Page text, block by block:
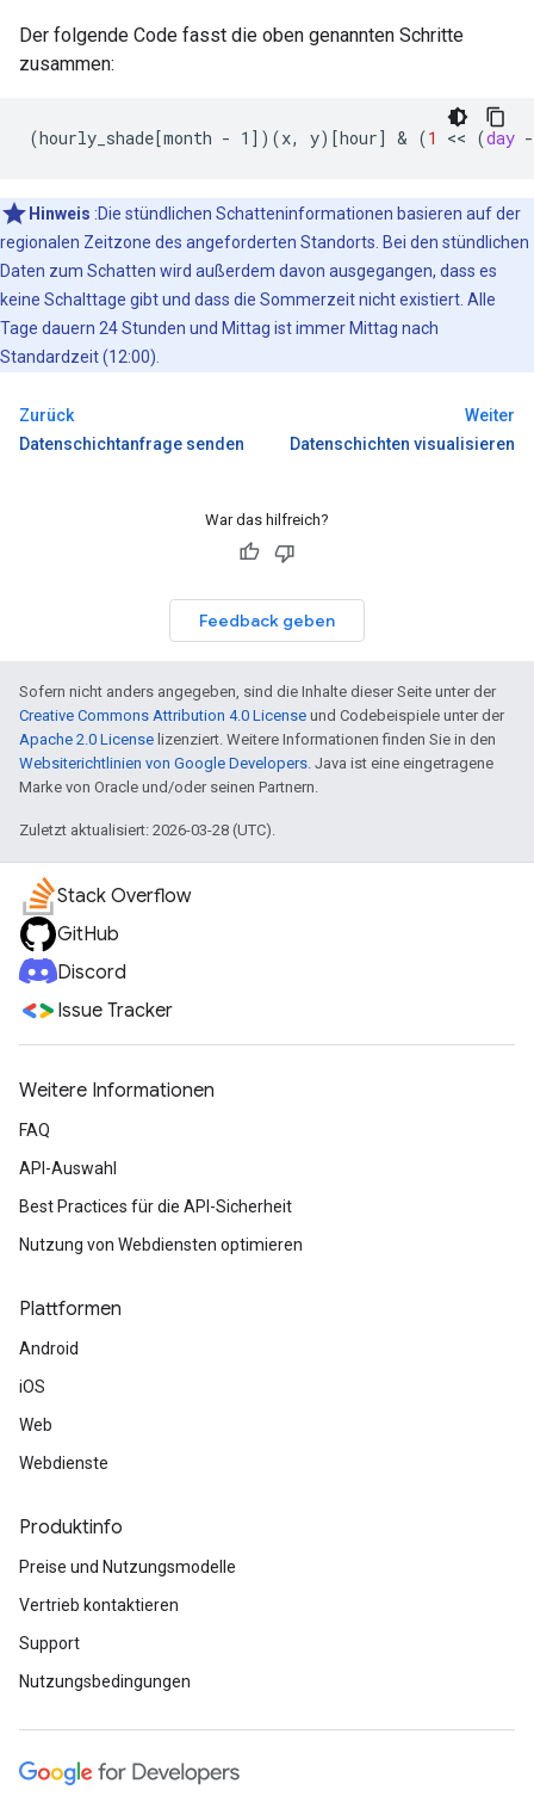
Der folgende Code fasst die oben genannten Schritte
zusammen:
(hourly_shade[month - 1 ] )(x, y) [hour] & (1 << (day -
Hinweis :Die stündlichen Schatteninformationen basieren auf der
regionalen Zeitzone des angeforderten Standorts. Bei den stündlichen
Daten zum Schatten wird außerdem davon ausgegangen, dass es
keine Schalttage gibt und dass die Sommerzeit nicht existiert. Alle
Tage dauern 24 Stunden und Mittag ist immer Mittag nach
Standardzeit (12:00).
Zurück
Datenschichtanfrage senden
Weiter
Datenschichten visualisieren
War das hilfreich?
Feedback geben
Sofern nicht anders angegeben, sind die Inhalte dieser Seite unter der
Creative Commons Attribution 4.0 License und Codebeispiele unter der
Apache 2.0 License lizenziert. Weitere Informationen finden Sie in den
Websiterichtlinien von Google Developers . Java ist eine eingetragene
Marke von Oracle und/oder seinen Partnern.
Zuletzt aktualisiert: 2026-03-28 (UTC).
Stack Overflow
GitHub
Discord
Issue Tracker
Weitere Informationen
FAQ
API-Auswahl
Best Practices für die API-Sicherheit
Nutzung von Webdiensten optimieren
Plattformen
Android
iOS
Web
Webdienste
Produktinfo
Preise und Nutzungsmodelle
Vertrieb kontaktieren
Support
Nutzungsbedingungen